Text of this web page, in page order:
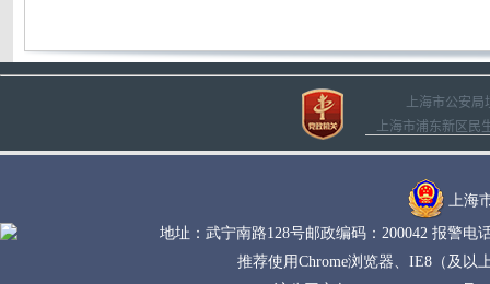
上海市公安局
上海市浦东新区民